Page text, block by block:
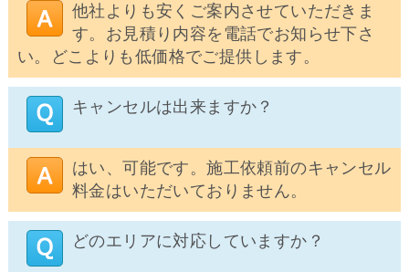
他社よりも安くご案内させていただきま
す。お見積り内容を電話でお知らせ下さ
い。どこよりも低価格でご提供します。
キャンセルは出来ますか？
はい、可能です。施工依頼前のキャンセル
料金はいただいておりません。
どのエリアに対応していますか？